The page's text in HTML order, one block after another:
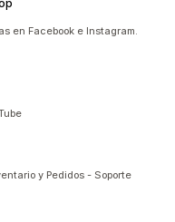
en Facebook e Instagram.
y Pedidos - Soporte